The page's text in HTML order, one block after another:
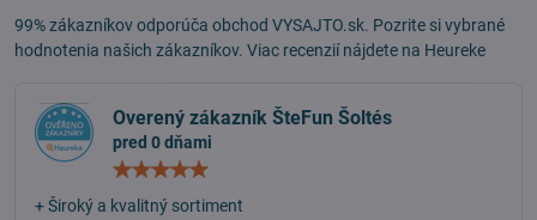
99% zákazníkov odporúča obchod VYSAJTO.sk. Pozrite si vybrané
hodnotenia našich zákazníkov. Viac recenzií nájdete na Heureke
Overený zákazník ŠteFun Šoltés
pred 0 dňami
+ Široký a kvalitný sortiment